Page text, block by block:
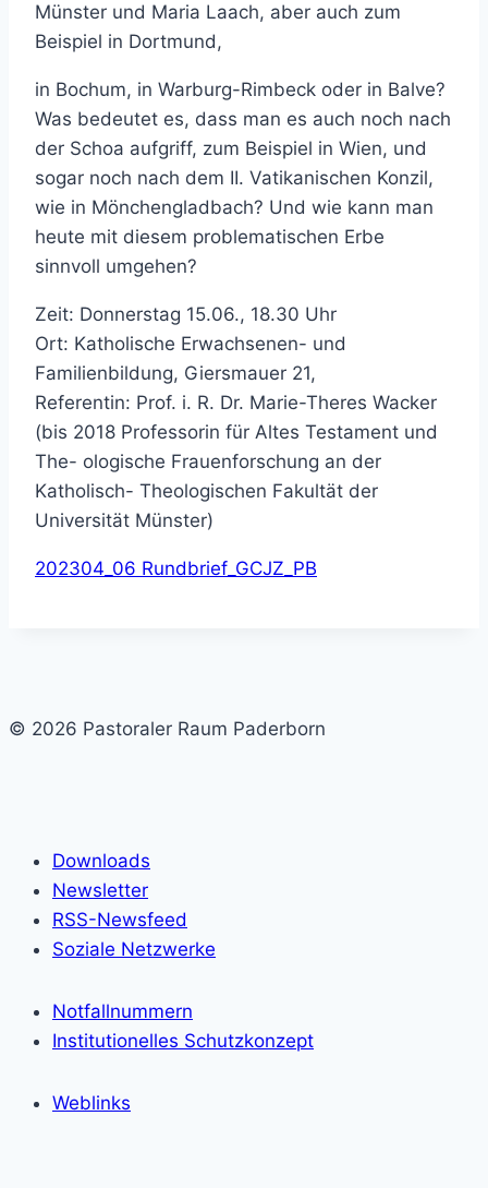
Münster und Maria Laach, aber auch zum
Beispiel in Dortmund,
in Bochum, in Warburg-Rimbeck oder in Balve?
Was bedeutet es, dass man es auch noch nach
der Schoa aufgriff, zum Beispiel in Wien, und
sogar noch nach dem II. Vatikanischen Konzil,
wie in Mönchengladbach? Und wie kann man
heute mit diesem problematischen Erbe
sinnvoll umgehen?
Zeit: Donnerstag 15.06., 18.30 Uhr
Ort: Katholische Erwachsenen- und
Familienbildung, Giersmauer 21,
Referentin: Prof. i. R. Dr. Marie-Theres Wacker
(bis 2018 Professorin für Altes Testament und
The- ologische Frauenforschung an der
Katholisch- Theologischen Fakultät der
Universität Münster)
202304_06 Rundbrief_GCJZ_PB
© 2026 Pastoraler Raum Paderborn
Downloads
Newsletter
RSS-Newsfeed
Soziale Netzwerke
Notfallnummern
Institutionelles Schutzkonzept
Weblinks